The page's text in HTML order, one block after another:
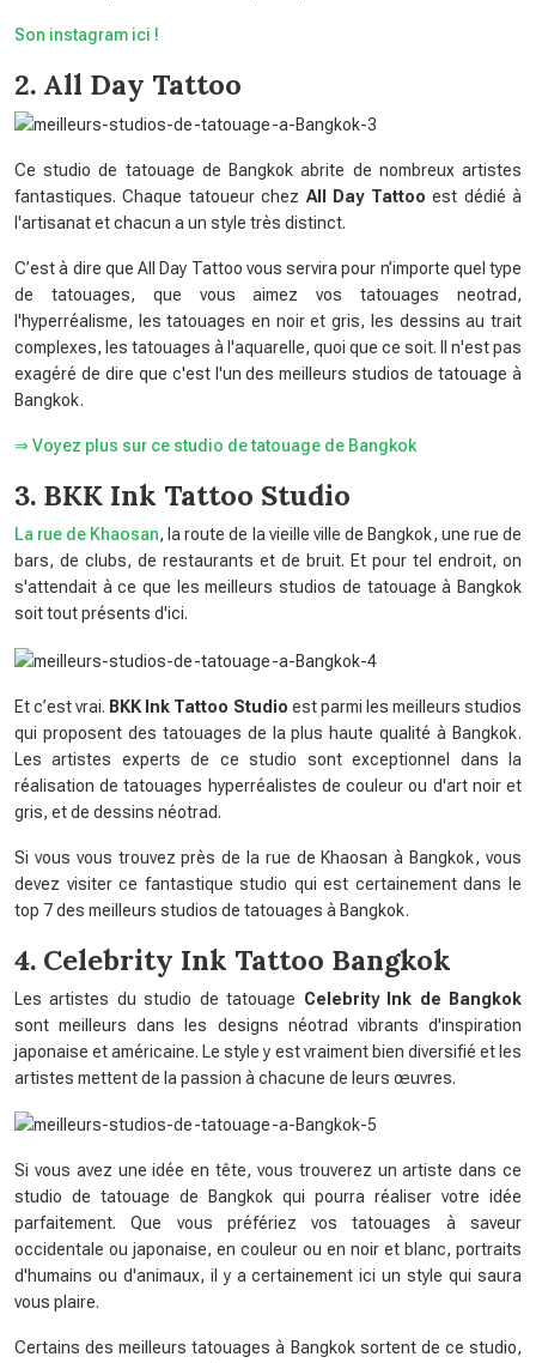
Son instagram ici !
2. All Day Tattoo
Ce studio de tatouage de Bangkok abrite de nombreux artistes
fantastiques. Chaque tatoueur chez All Day Tattoo est dédié à
l'artisanat et chacun a un style très distinct.
C’est à dire que All Day Tattoo vous servira pour n’importe quel type
de tatouages, que vous aimez vos tatouages ​​neotrad,
l'hyperréalisme, les tatouages ​​en noir et gris, les dessins au trait
complexes, les tatouages ​​à l'aquarelle, quoi que ce soit. Il n'est pas
exagéré de dire que c'est l'un des meilleurs studios de tatouage à
Bangkok.
⇒ Voyez plus sur ce studio de tatouage de Bangkok
3. BKK Ink Tattoo Studio
La rue de Khaosan, la route de la vieille ville de Bangkok, une rue de
bars, de clubs, de restaurants et de bruit. Et pour tel endroit, on
s'attendait à ce que les meilleurs studios de tatouage à Bangkok
soit tout présents d'ici.
Et c’est vrai. BKK Ink Tattoo Studio est parmi les meilleurs studios
qui proposent des tatouages ​​de la plus haute qualité à Bangkok.
Les artistes experts de ce studio sont exceptionnel dans la
réalisation de tatouages ​​​​hyperréalistes de couleur ou d'art noir et
gris, et de dessins néotrad.
Si vous vous trouvez près de la rue de Khaosan à Bangkok, vous
devez visiter ce fantastique studio qui est certainement dans le
top 7 des meilleurs studios de tatouages ​​​​à Bangkok.
4. Celebrity Ink Tattoo Bangkok
Les artistes du studio de tatouage Celebrity Ink de Bangkok
sont meilleurs dans les designs néotrad vibrants d'inspiration
japonaise et américaine. Le style y est vraiment bien diversifié et les
artistes mettent de la passion à chacune de leurs œuvres.
Si vous avez une idée en tête, vous trouverez un artiste dans ce
studio de tatouage de Bangkok qui pourra réaliser votre idée
parfaitement. Que vous préfériez vos tatouages ​​à saveur
occidentale ou japonaise, en couleur ou en noir et blanc, portraits
d'humains ou d'animaux, il y a certainement ici un style qui saura
vous plaire.
Certains des meilleurs tatouages ​​​à Bangkok sortent de ce studio,